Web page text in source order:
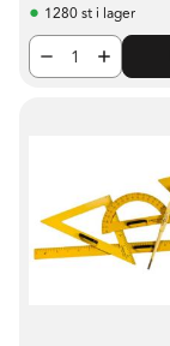
1280 st i lager